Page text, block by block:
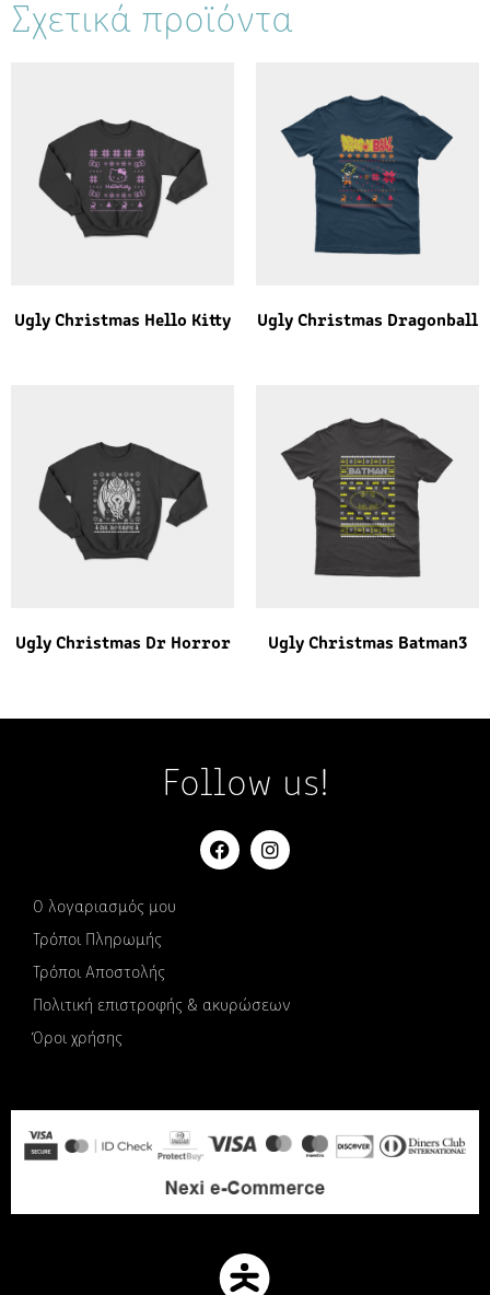
Σχετικά προϊόντα
Ugly Christmas Hello Kitty Ugly Christmas Dragonball
Ugly Christmas Dr Horror Ugly Christmas Batman3
Follow us!
Ο λογαριασμός μου
Τρόποι Πληρωμής
Τρόποι Αποστολής
Πολιτική επιστροφής & ακυρώσεων
Όροι χρήσης